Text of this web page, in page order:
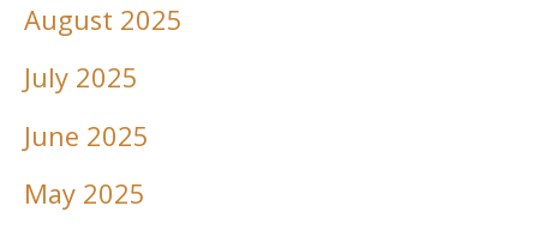
August 2025
July 2025
June 2025
May 2025